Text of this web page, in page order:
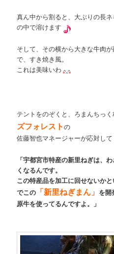
真ん中から割ると、大ぶりの長
の中で溶けます
そして、その横から大きな牛肉
で、すき焼き風。
これは美味いわ
テントをのぞくと、ろまんちっ
ズフォレストの
佐藤智也マネージャーが応対し
「宇都宮市特産の新里ねぎは、
くなるんです。
この特産品を加工に回せないか
でこの 「新里ねぎまん」 を開
原牛を使ってるんですよ。」